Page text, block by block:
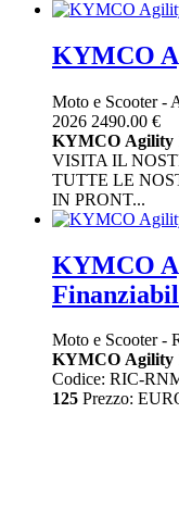
KYMCO
Moto e Scooter-
2026 2490.00 €
KYMCO Agility
VISITA IL
TUTTE LE
IN PRONT...
KYMCO
Moto e Scooter-
KYMCO Agility
Codice: RIC-
125 Prezzo: